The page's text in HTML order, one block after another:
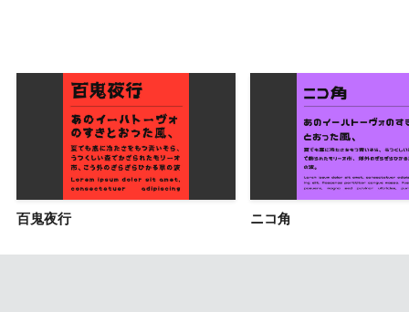
百鬼夜行 ニコ角